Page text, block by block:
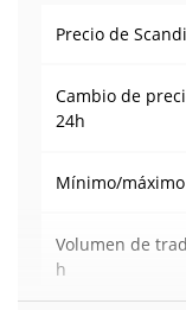
Precio de
Cambio de
24h
Mínimo/
Volumen de
h